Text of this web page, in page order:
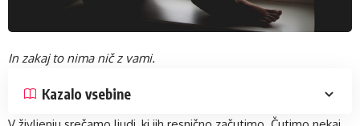
In zakaj to nima nič z vami.
Kazalo vsebine